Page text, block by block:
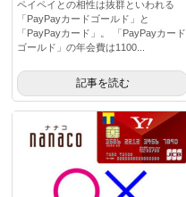
ペイペイとの相性は抜群といわれる
「PayPayカードゴールド」と
「PayPayカード」。 「PayPayカード
ゴールド」の年会費は1100...
記事を読む